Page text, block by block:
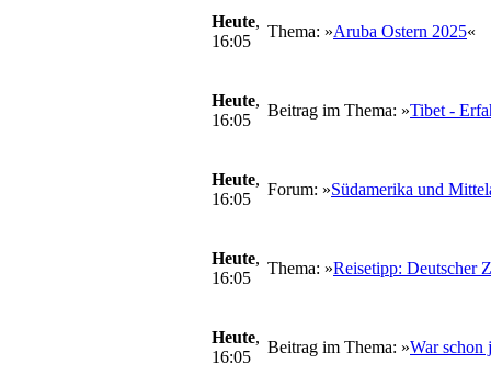
Heute,
16:05
Thema: »Aruba Ostern 2025«
Heute,
16:05
Beitrag im Thema: »Tibet -
Heute,
16:05
Forum: »Südamerika und
Heute,
16:05
Thema: »Reisetipp: Deutscher
Heute,
16:05
Beitrag im Thema: »War schon